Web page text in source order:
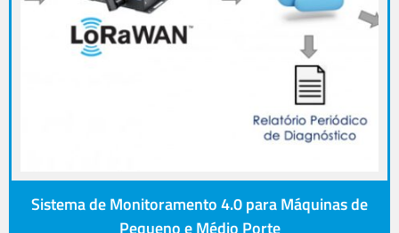
Sistema de Monitoramento 4.0 para Máquinas de
Pequeno e Médio Porte